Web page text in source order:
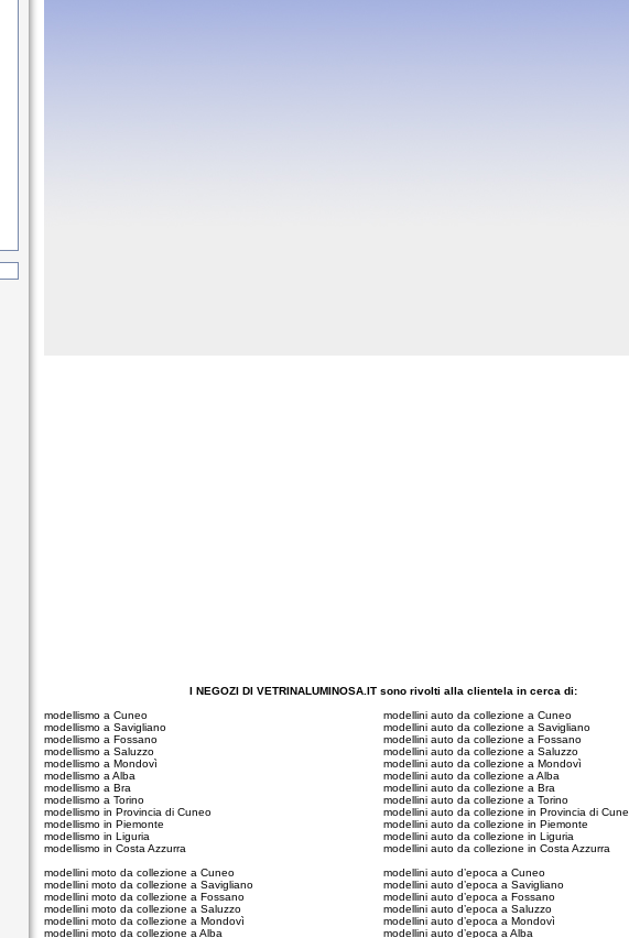
I NEGOZI DI VETRINALUMINOSA.IT sono rivolti alla clientela in cerca di:
modellismo a Cuneo
modellismo a Savigliano
modellismo a Fossano
modellismo a Saluzzo
modellismo a Mondovì
modellismo a Alba
modellismo a Bra
modellismo a Torino
modellismo in Provincia di Cuneo
modellismo in Piemonte
modellismo in Liguria
modellismo in Costa Azzurra
modellini moto da collezione a Cuneo
modellini moto da collezione a Savigliano
modellini moto da collezione a Fossano
modellini moto da collezione a Saluzzo
modellini moto da collezione a Mondovì
modellini moto da collezione a Alba
modellini auto da collezione a Cuneo
modellini auto da collezione a Savigliano
modellini auto da collezione a Fossano
modellini auto da collezione a Saluzzo
modellini auto da collezione a Mondovì
modellini auto da collezione a Alba
modellini auto da collezione a Bra
modellini auto da collezione a Torino
modellini auto da collezione in Provincia di
modellini auto da collezione in Piemonte
modellini auto da collezione in Liguria
modellini auto da collezione in Costa Azzurra
modellini auto d’epoca a Cuneo
modellini auto d’epoca a Savigliano
modellini auto d’epoca a Fossano
modellini auto d’epoca a Saluzzo
modellini auto d’epoca a Mondovì
modellini auto d’epoca a Alba